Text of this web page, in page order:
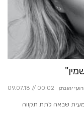
09.07.18 // 00:02 רועי יהונתן
שבאה לתת תקווה